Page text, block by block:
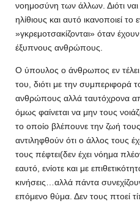
νοημοσύνη των άλλων. Διότι ναι
ηλίθιους και αυτό ικανοποιεί
»γκρεμοτσακίζονται» όταν
έξυπνους ανθρώπους.
Ο ύπουλος ο άνθρωπος εν τέλει
του, διότι με την συμπεριφορά
ανθρώπους αλλά ταυτόχρονα
όμως φαίνεται να μην τους
το οποίο βλέπουνε την ζωή
αντιληφθούν ότι ο άλλος τους
τους πέφτει(δεν έχει νόημα
εαυτό, ενίοτε και με
κινήσεις…αλλά πάντα
επόμενο θύμα. Δεν τους πτοεί